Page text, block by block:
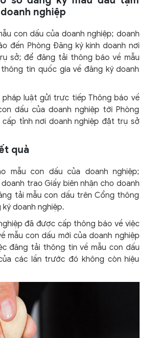
nghiệp
con dấu của doanh nghiệp; doanh
đến Phòng Đăng ký kinh doanh nơi
sở; để đăng tải thông báo về mẫu
tin quốc gia về đăng ký doanh
pháp luật gửi trực tiếp Thông báo về
dấu của doanh nghiệp tới Phòng
cấp tỉnh nơi doanh nghiệp đặt trụ sở
quả
mẫu con dấu của doanh nghiệp;
trao Giấy biên nhận cho doanh
tải mẫu con dấu trên Cổng thông
doanh nghiệp.
đã được cấp thông báo về việc
mẫu con dấu mới của doanh nghiệp
đăng tải thông tin về mẫu con dấu
các lần trước đó không còn hiệu